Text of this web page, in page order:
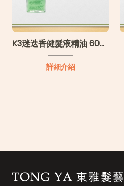
K3迷迭香健髮液精油 60ml
詳細介紹